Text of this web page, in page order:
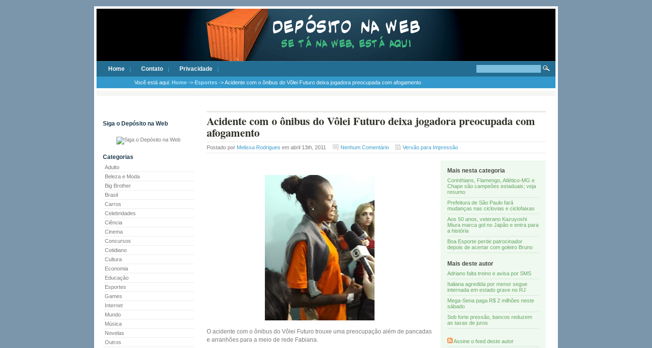
Home Contato Privacidade
Você está aqui: Home -> Esportes -> Acidente com o ônibus do Vôlei Futuro deixa jogadora preocupada com afogamento
Siga o Depósito na Web
Categorias
Adulto
Beleza e Moda
Big Brother
Brasil
Carros
Celebridades
Ciência
Cinema
Concursos
Cotidiano
Cultura
Economia
Educação
Esportes
Games
Internet
Mundo
Música
Novelas
Outros
Acidente com o ônibus do Vôlei Futuro deixa jogadora preocupada com
afogamento
Postado por Melissa Rodrigues em abril 13th, 2011 Nenhum Comentário Versão para Impressão
O acidente com o ônibus do Vôlei Futuro trouxe uma preocupação além de pancadas
e arranhões para a meio de rede Fabiana.
Mais nesta categoria
Corinthians, Flamengo, Atlético-MG e
Chape são campeões estaduais; veja
resumo
Prefeitura de São Paulo fará
mudanças nas ciclovias e ciclofaixas
Aos 50 anos, veterano Kazuyoshi
Miura marca gol no Japão e entra para
a história
Boa Esporte perde patrocinador
depois de acertar com goleiro Bruno
Mais deste autor
Adriano falta treino e avisa por SMS
Italiana agredida por menor segue
internada em estado grave no RJ
Mega-Sena paga R$ 2 milhões neste
sábado
Sob forte pressão, bancos reduzem
as taxas de juros
Assine o feed deste autor